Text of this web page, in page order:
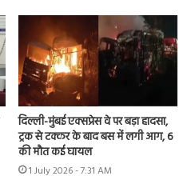
दिल्ली-मुंबई एक्सप्रेस वे पर बड़ा हादसा,
ट्रक से टक्कर के बाद बस में लगी आग, 6
की मौत कई घायल
1 July 2026 - 7:31 AM